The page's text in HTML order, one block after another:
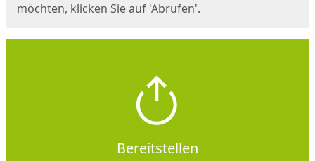
möchten, klicken Sie auf 'Abrufen'.
Bereitstellen